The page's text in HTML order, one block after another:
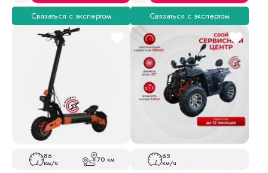
Связаться с экспертом Связаться с экспертом
86
км/ч 70 км 65
км/ч